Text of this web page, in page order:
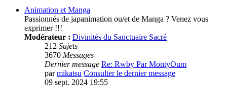
Animation et Manga
Passionnés de japanimation ou/et de Manga ? Venez vous
exprimer !!!
Modérateur : Divinités du Sanctuaire Sacré
212 Sujets
3670 Messages
Dernier message Re: Rwby Par MontyOum
parmikatsu Consulter le dernier message
09 sept. 2024 19:55